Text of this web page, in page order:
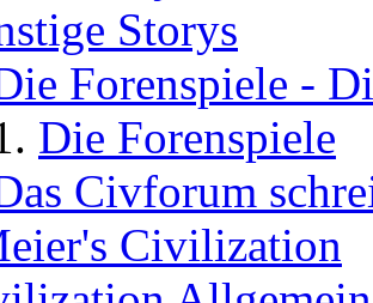
Storys
Forenspiele -
Die Forenspiele
Civforum
Civilization